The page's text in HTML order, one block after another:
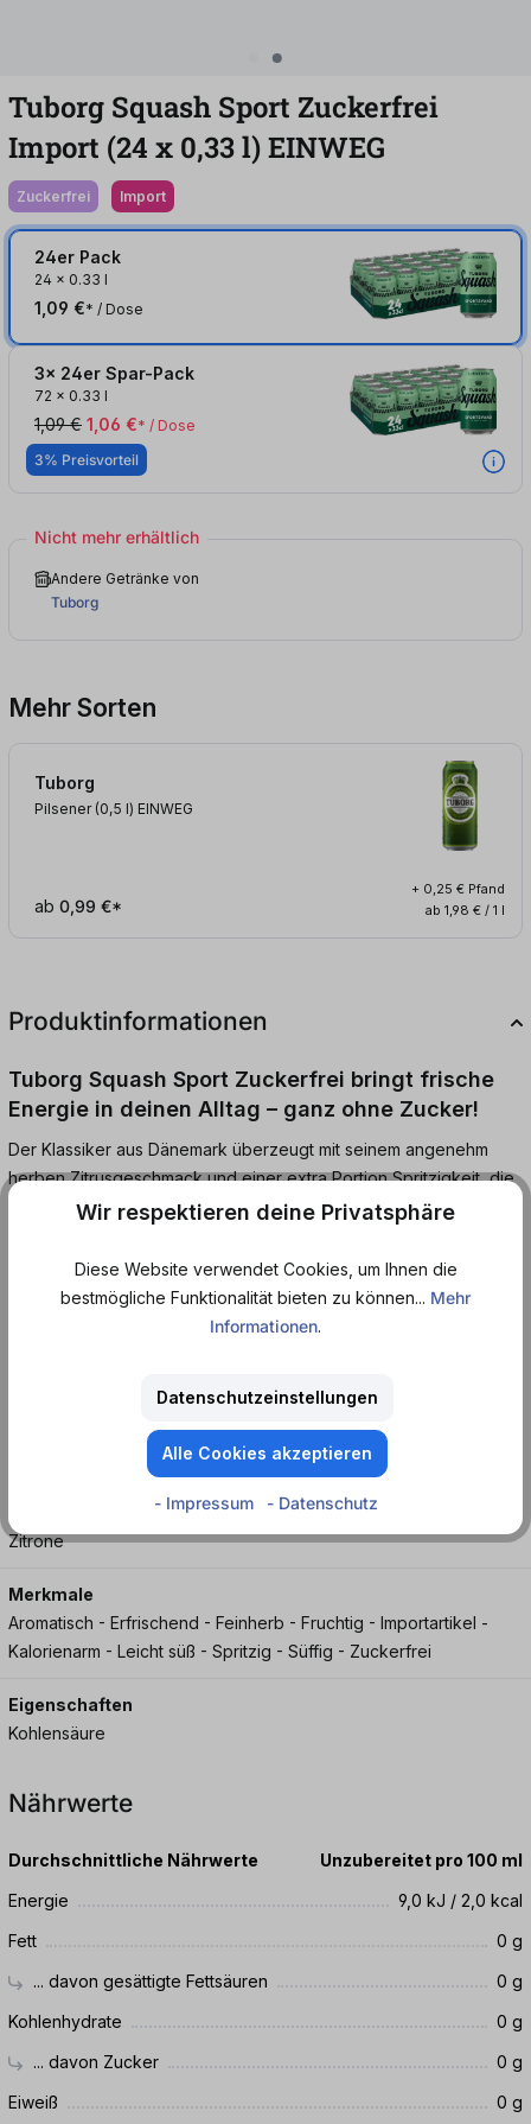
Tuborg Squash Sport Zuckerfrei
Import (24 x 0,33l)EINWEG
zuckerfrei Import
24er Pack
24 x 0.33 l
1,09 €* / Dose
3x 24er Spar-Pack
72 x 0.33 l
1,09 € 1,06 €* / Dose
3% Preisvorteil
Nicht mehr erhältlich
Andere Getränke von
Tuborg
Mehr Sorten
Tuborg
Pilsener (0,5 l) EINWEG
ab 0,99 €*
+ 0,25 € Pfand
ab 1,98 € / 1 l
Produktinformationen
Tuborg Squash Sport Zuckerfrei bringt frische
Energie in deinen Alltag – ganz ohne Zucker!
Der Klassiker aus Dänemark überzeugt mit seinem angenehm
herben Zitrusgeschmack und einer extra Portion Spritzigkeit, die
sofort belebt. Ob beim Sport, unterwegs oder als Erfrischung
Durstlöscher für alle, die bewusst genießen wollen, ohne auf
vollen Geschmack zu verzichten.
Erfrischungsgetränk.
Zitrone
Merkmale
Aromatisch - Erfrischend - Feinherb - Fruchtig - Importartikel -
Kalorienarm - Leicht süß - Spritzig - Süffig - Zuckerfrei
Eigenschaften
Kohlensäure
Nährwerte
Durchschnittliche Nährwerte
Unzubereitet pro 100 ml
Energie
9,0 kJ / 2,0 kcal
Fett
0 g
... davon gesättigte Fettsäuren
0 g
Kohlenhydrate
0 g
... davon Zucker
0 g
Eiweiß
0 g
Wir respektieren deine Privatsphäre
Diese Website verwendet Cookies, um Ihnen die
bestmögliche Funktionalität bieten zu können... Mehr
Informationen.
Datenschutzeinstellungen
Alle Cookies akzeptieren
- Impressum - Datenschutz